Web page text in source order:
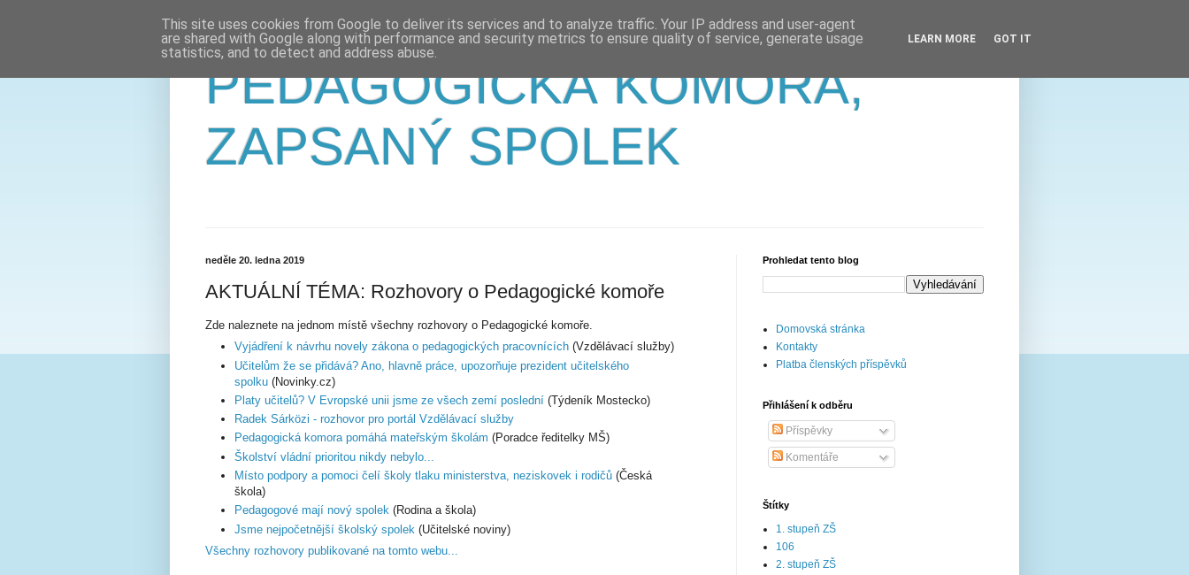
PEDAGOGICKÁ KOMORA,
ZAPSANÝ SPOLEK
neděle 20. ledna 2019
AKTUÁLNÍ TÉMA: Rozhovory o Pedagogické komoře
Zde naleznete na jednom místě všechny rozhovory o Pedagogické komoře.
Vyjádření k návrhu novely zákona o pedagogických pracovnících (Vzdělávací služby)
Učitelům že se přidává? Ano, hlavně práce, upozorňuje prezident učitelského
spolku (Novinky.cz)
Platy učitelů? V Evropské unii jsme ze všech zemí poslední (Týdeník Mostecko)
Radek Sárközi - rozhovor pro portál Vzdělávací služby
Pedagogická komora pomáhá mateřským školám (Poradce ředitelky MŠ)
Školství vládní prioritou nikdy nebylo...
Místo podpory a pomoci čelí školy tlaku ministerstva, neziskovek i rodičů (Česká
škola)
Pedagogové mají nový spolek (Rodina a škola)
Jsme nejpočetnější školský spolek (Učitelské noviny)
Všechny rozhovory publikované na tomto webu...
Prohledat tento blog
Domovská stránka
Kontakty
Platba členských příspěvků
Přihlášení k odběru
Příspěvky
Komentáře
Štítky
1. stupeň ZŠ
106
2. stupeň ZŠ
This site uses cookies from Google to deliver its services and to analyze traffic. Your IP address and user-agent
are shared with Google along with performance and security metrics to ensure quality of service, generate usage
statistics, and to detect and address abuse.
LEARN MORE GOT IT